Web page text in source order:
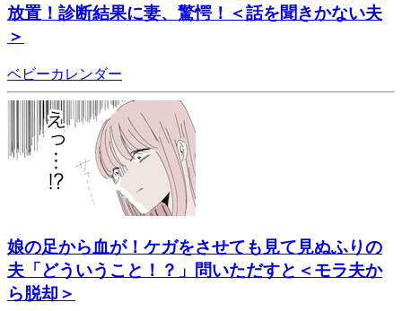
放置！診断結果に妻、驚愕！＜話を聞きかない夫
＞
ベビーカレンダー
娘の足から血が！ケガをさせても見て見ぬふりの
夫「どういうこと！？」問いただすと＜モラ夫か
ら脱却＞